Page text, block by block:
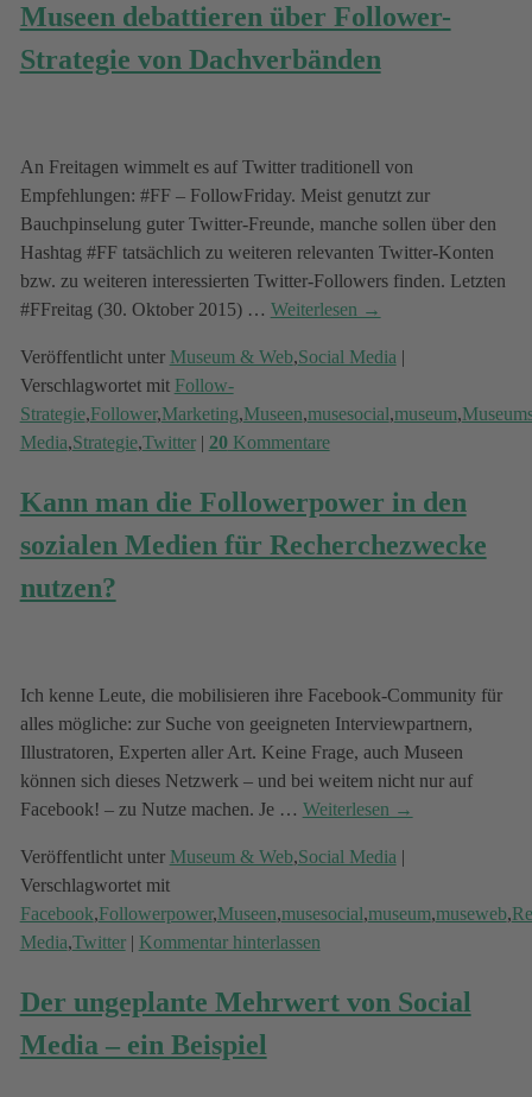
Museen debattieren über Follower-
Strategie von Dachverbänden
An Freitagen wimmelt es auf Twitter traditionell von
Empfehlungen: #FF – FollowFriday. Meist genutzt zur
Bauchpinselung guter Twitter-Freunde, manche sollen über den
Hashtag #FF tatsächlich zu weiteren relevanten Twitter-Konten
bzw. zu weiteren interessierten Twitter-Followers finden. Letzten
#FFreitag (30. Oktober 2015) … Weiterlesen →
Veröffentlicht unter Museum & Web,Social Media |
Verschlagwortet mit Follow-
Strategie,Follower,Marketing,Museen,musesocial,museum,
Media,Strategie,Twitter| 20Kommentare
Kann man die Followerpower in den
sozialen Medien für Recherchezwecke
nutzen?
Ich kenne Leute, die mobilisieren ihre Facebook-Community für
alles mögliche: zur Suche von geeigneten Interviewpartnern,
Illustratoren, Experten aller Art. Keine Frage, auch Museen
können sich dieses Netzwerk – und bei weitem nicht nur auf
Facebook! – zu Nutze machen. Je … Weiterlesen →
Veröffentlicht unter Museum & Web,Social Media |
Verschlagwortet mit
Facebook,Followerpower,Museen,musesocial,museum,museweb,
Media,Twitter| Kommentar hinterlassen
Der ungeplante Mehrwert von Social
Media – ein Beispiel